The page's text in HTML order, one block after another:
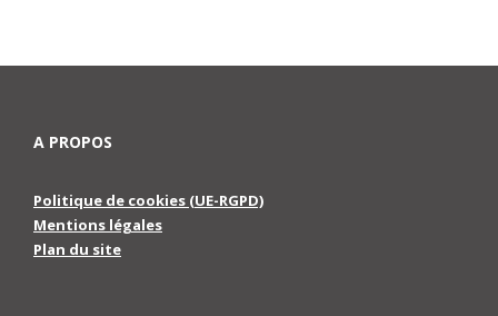
A PROPOS
Politique de cookies (UE-RGPD)
Mentions légales
Plan du site